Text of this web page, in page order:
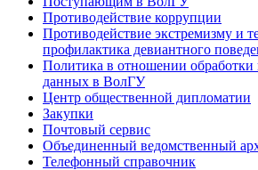
Противодействие коррупции
Противодействие экстремизму и
профилактика девиантного
Политика в отношении обработки
данных в ВолГУ
Центр общественной дипломатии
Закупки
Почтовый сервис
Объединенный ведомственный
Телефонный справочник